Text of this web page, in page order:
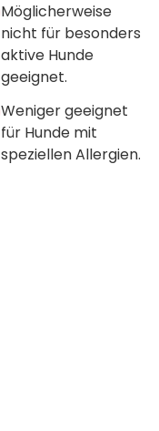
Möglicherweise
nicht für besonders
aktive Hunde
geeignet.
Weniger geeignet
für Hunde mit
speziellen Allergien.